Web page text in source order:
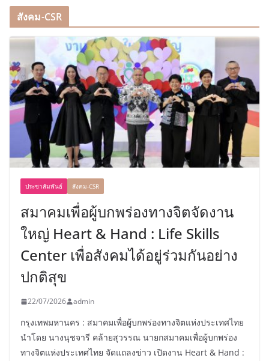
สังคม-CSR
ประชาสัมพันธ์ สังคม-CSR
สมาคมเพื่อผู้บกพร่องทางจิตจัดงาน
ใหญ่ Heart & Hand : Life Skills
Center เพื่อสังคมได้อยู่ร่วมกันอย่าง
ปกติสุข
22/07/2026 admin
กรุงเทพมหานคร : สมาคมเพื่อผู้บกพร่องทางจิตแห่งประเทศไทย
นำโดย นางนุชจารี คล้ายสุวรรณ นายกสมาคมเพื่อผู้บกพร่อง
ทางจิตแห่งประเทศไทย จัดแถลงข่าว เปิดงาน Heart & Hand :